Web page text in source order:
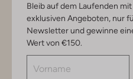
Bleib auf dem Laufenden
exklusiven Angeboten, nur
Newsletter und gewinne
Wert von €150.